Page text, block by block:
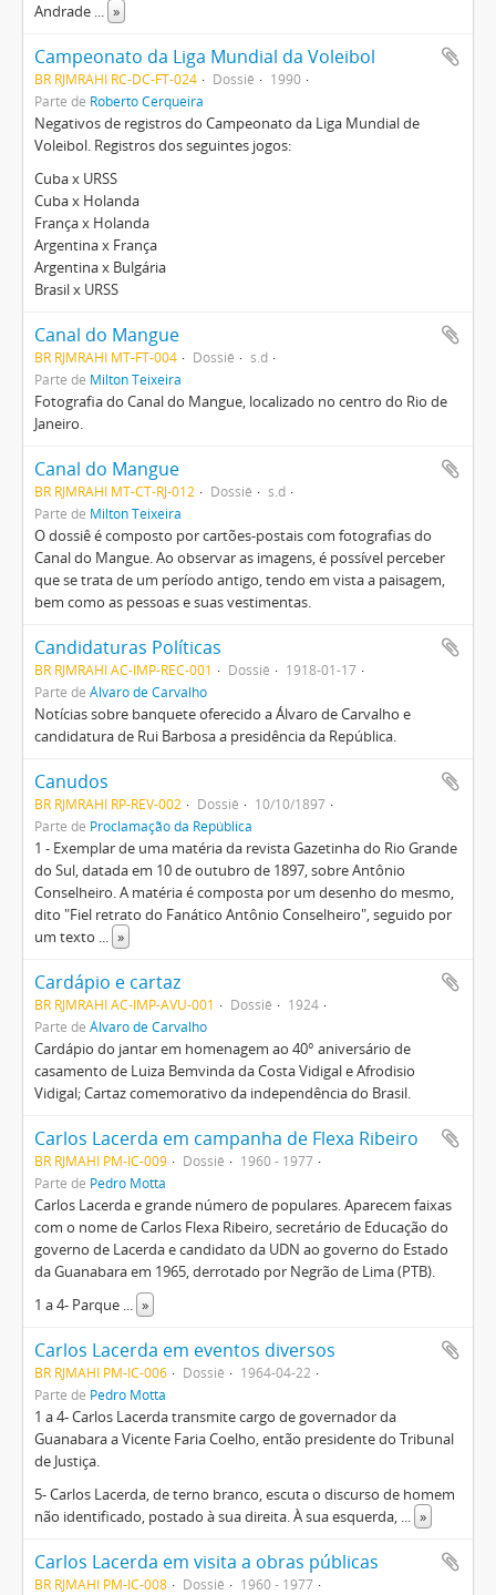
Andrade ... »
Campeonato da Liga Mundial da Voleibol
BR RJMRAHI RC-DC-FT-024 Dossiê
1990
Parte de Roberto Cerqueira
Negativos de registros do Campeonato da Liga Mundial de
Voleibol. Registros dos seguintes jogos:
Cuba x URSS
Cuba x Holanda
França x Holanda
Argentina x França
Argentina x Bulgária
Brasil x URSS
Canal do Mangue
BR RJMRAHI MT-FT-004 Dossiê
s.d
Parte de Milton Teixeira
Fotografia do Canal do Mangue, localizado no centro do Rio de
Janeiro.
Canal do Mangue
BR RJMRAHI MT-CT-RJ-012 Dossiê
s.d
Parte de Milton Teixeira
O dossiê é composto por cartões-postais com fotografias do
Canal do Mangue. Ao observar as imagens, é possível perceber
que se trata de um período antigo, tendo em vista a paisagem,
bem como as pessoas e suas vestimentas.
Candidaturas Políticas
BR RJMRAHI AC-IMP-REC-001 Dossiê
1918-01-17
Parte de Álvaro de Carvalho
Notícias sobre banquete oferecido a Álvaro de Carvalho e
candidatura de Rui Barbosa a presidência da República.
Canudos
BR RJMRAHI RP-REV-002 Dossiê
10/10/1897
Parte de Proclamação da República
1 - Exemplar de uma matéria da revista Gazetinha do Rio Grande
do Sul, datada em 10 de outubro de 1897, sobre Antônio
Conselheiro. A matéria é composta por um desenho do mesmo,
dito "Fiel retrato do Fanático Antônio Conselheiro", seguido por
um texto ... »
Cardápio e cartaz
BR RJMRAHI AC-IMP-AVU-001 Dossiê
1924
Parte de Álvaro de Carvalho
Cardápio do jantar em homenagem ao 40° aniversário de
casamento de Luiza Bemvinda da Costa Vidigal e Afrodisio
Vidigal; Cartaz comemorativo da independência do Brasil.
Carlos Lacerda em campanha de Flexa Ribeiro
BR RJMAHI PM-IC-009 Dossiê
1960 - 1977
Parte de Pedro Motta
Carlos Lacerda e grande número de populares. Aparecem faixas
com o nome de Carlos Flexa Ribeiro, secretário de Educação do
governo de Lacerda e candidato da UDN ao governo do Estado
da Guanabara em 1965, derrotado por Negrão de Lima (PTB).
1 a 4- Parque ... »
Carlos Lacerda em eventos diversos
BR RJMAHI PM-IC-006 Dossiê
1964-04-22
Parte de Pedro Motta
1 a 4- Carlos Lacerda transmite cargo de governador da
Guanabara a Vicente Faria Coelho, então presidente do Tribunal
de Justiça.
5- Carlos Lacerda, de terno branco, escuta o discurso de homem
não identificado, postado à sua direita. À sua esquerda, ... »
Carlos Lacerda em visita a obras públicas
BR RJMAHI PM-IC-008 Dossiê
1960 - 1977